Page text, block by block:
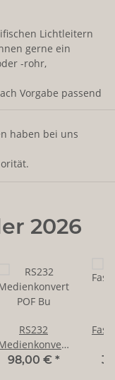
Lichtleitern
gerne ein
-rohr,
Vorgabe passend
haben bei uns
2026
RS232
POF Bu
98,00 € *